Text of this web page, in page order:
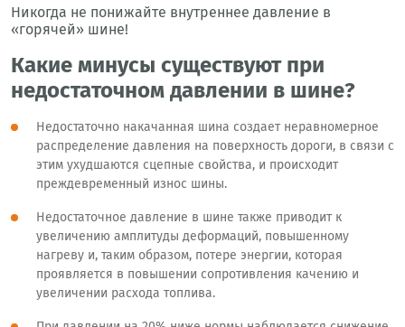
Никогда не понижайте внутреннее давление в
«горячей» шине!
Какие минусы существуют при
недостаточном давлении в шине?
Недостаточно накачанная шина создает неравномерное
распределение давления на поверхность дороги, в связи с
этим ухудшаются сцепные свойства, и происходит
преждевременный износ шины.
Недостаточное давление в шине также приводит к
увеличению амплитуды деформаций, повышенному
нагреву и, таким образом, потере энергии, которая
проявляется в повышении сопротивления качению и
увеличении расхода топлива.